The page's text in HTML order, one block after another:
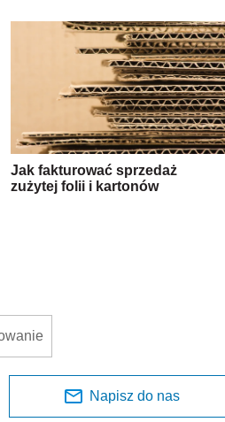
Jak fakturować sprzedaż
zużytej folii i kartonów
Napisz do nas